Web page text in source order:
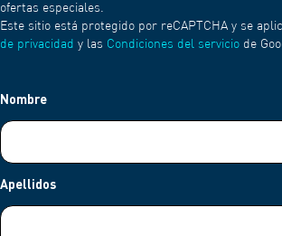
ofertas especiales.
Este sitio está protegido por reCAPTCHA y se
de privacidad y las Condiciones del servicio de
Nombre
Apellidos